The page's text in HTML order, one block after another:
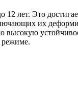
лет. Это
их
высокую
режиме.